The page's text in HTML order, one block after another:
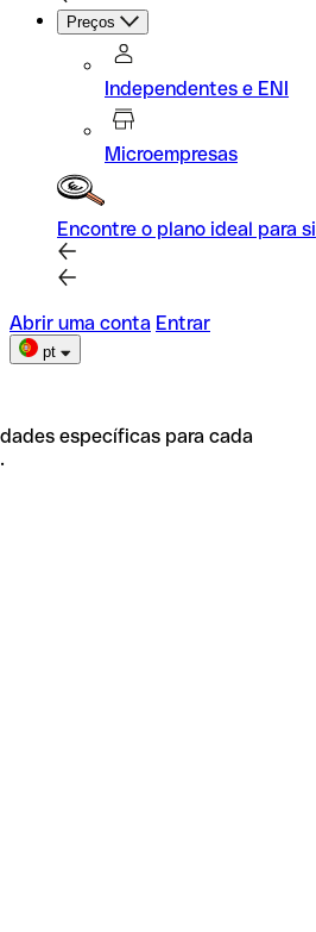
Preços
Independentes e ENI
Microempresas
Encontre o plano ideal para si
Abrir uma conta Entrar
pt
específicas para cada